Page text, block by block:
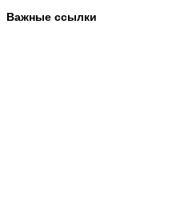
Важные ссылки